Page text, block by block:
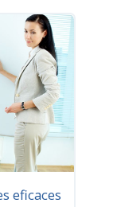
eficaces